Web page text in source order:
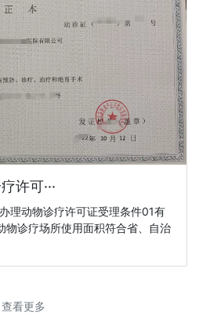
许可···
理动物诊疗许可证受理条件01有
物诊疗场所使用面积符合省、自治
查看更多